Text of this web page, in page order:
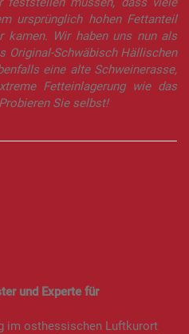
ursprünglich hohen Fettanteil
kamen. Wir haben uns nun als
Original-Schwäbisch Hällischen
eine alte Schweinerasse,
Fetteinlagerung wie das
Sie selbst!
und Experte für
im osthessischen Luftkurort